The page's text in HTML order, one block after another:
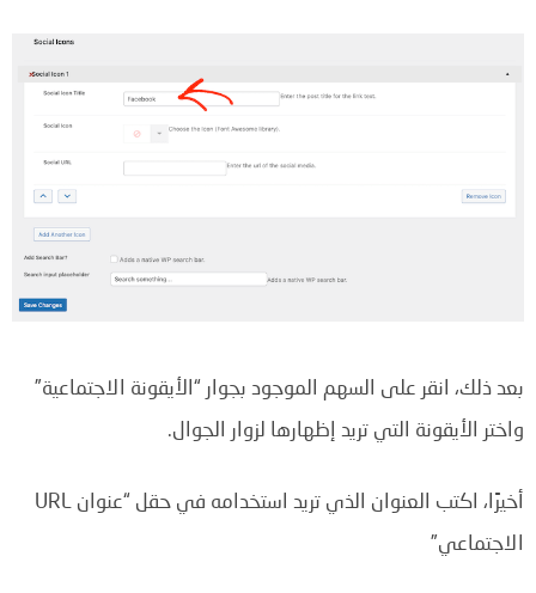
بعد ذلك، انقر على السهم الموجود بجوار “الأيقونة الاجتماعية”
واختر الأيقونة التي تريد إظهارها لزوار الجوال.
أخيرًا، اكتب العنوان الذي تريد استخدامه في حقل “عنوان URL
الاجتماعي”